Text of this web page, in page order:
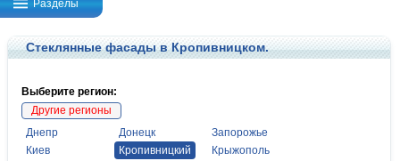
Разделы
Стеклянные фасады в Кропивницком.
Выберите регион:
Другие регионы
Днепр
Донецк
Запорожье
Киев
Кропивницкий
Крыжополь